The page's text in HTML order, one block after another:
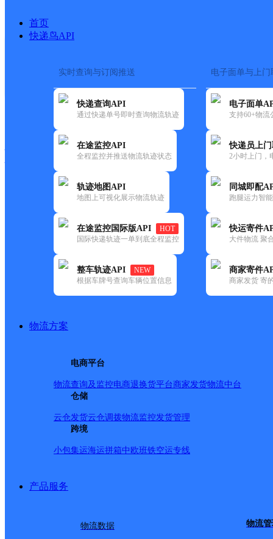
首页
快递鸟API
实时查询与订阅推送
快递查询API
通过快递单号即时查询物流轨迹
在途监控API
全程监控并推送物流轨迹状态
轨迹地图API
地图上可视化展示物流轨迹
在途监控国际版API
HOT
国际快递轨迹一单到底全程监控
整车轨迹API
NEW
根据车牌号查询车辆位置信息
电子面单与上门
电子面单
支持60+物流
快递员上
2小时上门，
同城即配
跑腿运力智
快运寄件
大件物流 聚
商家寄件
商家发货 寄
物流方案
电商平台
物流查询及监控电商退换货平台商家发货物流中台
仓储
云仓发货云仓调拨物流监控发货管理
跨境
小包集运海运拼箱中欧班铁空运专线
产品服务
物流数据 物流
快运大全 快递时效
德邦
孝感孝昌县乡镇点营业部
更新时间：2022-07-12 00:00:00
所属快递：德邦快递
所属区域：湖北省-孝感市-孝昌县
网点地址：湖北省孝感市孝昌县文化路周巷镇中心小学(地
网点负责人：